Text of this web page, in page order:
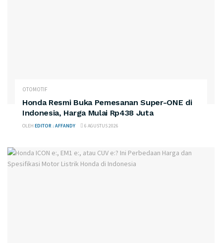
OTOMOTIF
Honda Resmi Buka Pemesanan Super-ONE di
Indonesia, Harga Mulai Rp438 Juta
OLEH EDITOR : AFFANDY 6 AGUSTUS 2026